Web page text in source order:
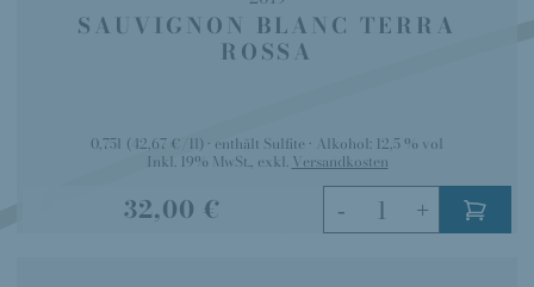
SAUVIGNON BLANC TERRA
ROSSA
0,75l (42,67 €/1l) enthält Sulfite Alkohol: 12,5 % vol
32,00 €
Inkl. 19% MwSt., exkl. Versandkosten
- +